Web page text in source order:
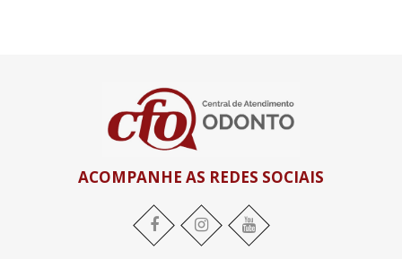
ACOMPANHE AS REDES SOCIAIS